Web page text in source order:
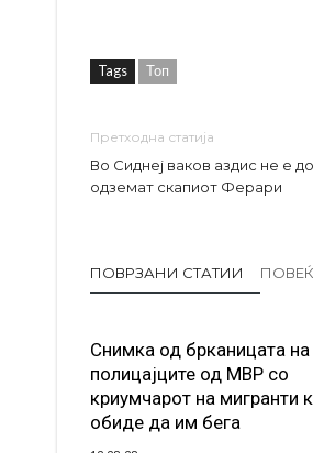
Tags Топ
Претходна статија
Во Сиднеј ваков аздис не е
одземат скапиот Ферари
ПОВРЗАНИ СТАТИИ
Снимка од брканицата на
полицајците од МВР со
криумчарот на мигранти
обиде да им бега